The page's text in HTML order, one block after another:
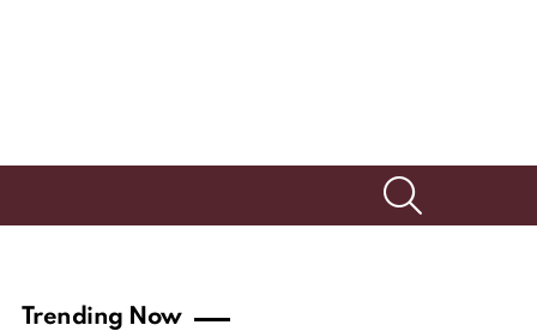
Trending Now